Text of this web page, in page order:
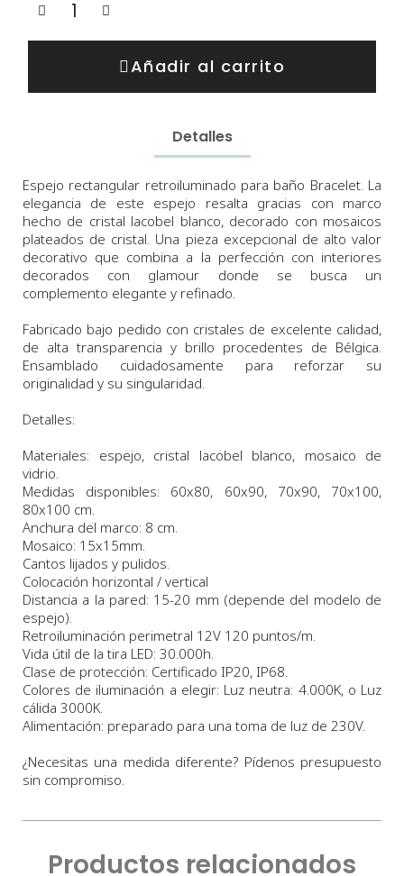
Añadir al carrito
Detalles
Espejo rectangular retroiluminado para baño Bracelet. La
elegancia de este espejo resalta gracias con marco
hecho de cristal lacobel blanco, decorado con mosaicos
plateados de cristal. Una pieza excepcional de alto valor
decorativo que combina a la perfección con interiores
decorados con glamour donde se busca un
complemento elegante y refinado.
Fabricado bajo pedido con cristales de excelente calidad,
de alta transparencia y brillo procedentes de Bélgica.
Ensamblado cuidadosamente para reforzar su
originalidad y su singularidad.
Detalles:
Materiales: espejo, cristal lacobel blanco, mosaico de
vidrio.
Medidas disponibles: 60x80, 60x90, 70x90, 70x100,
80x100 cm.
Anchura del marco: 8 cm.
Mosaico: 15x15mm.
Cantos lijados y pulidos.
Colocación horizontal / vertical
Distancia a la pared: 15-20 mm (depende del modelo de
espejo).
Retroiluminación perimetral 12V 120 puntos/m.
Vida útil de la tira LED: 30.000h.
Clase de protección: Certificado IP20, IP68.
Colores de iluminación a elegir: Luz neutra: 4.000K, o Luz
cálida 3000K.
Alimentación: preparado para una toma de luz de 230V.
¿Necesitas una medida diferente? Pídenos presupuesto
sin compromiso.
Productos relacionados